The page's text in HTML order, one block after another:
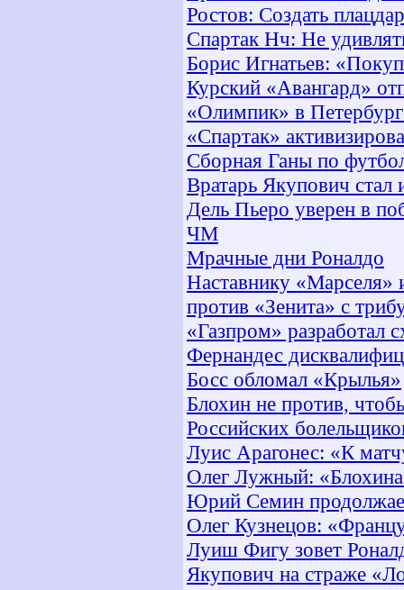
Ростов: Создать
Спартак Нч: Не
Борис Игнатьев:
Курский «Авангард»
«Олимпик» в
«Спартак»
Сборная Ганы по
Вратарь Якупович
Дель Пьеро уверен в
ЧМ
Мрачные дни Роналдо
Наставнику «Марселя»
против «Зенита» с
«Газпром» разработал
Фернандес
Босс обломал «Крылья»
Блохин не против,
Российских
Луис Арагонес: «К
Олег Лужный:
Юрий Семин
Олег Кузнецов:
Луиш Фигу зовет
Якупович на страже